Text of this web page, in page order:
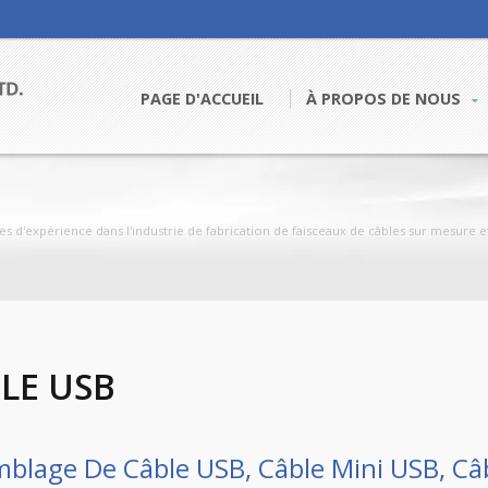
PAGE D'ACCUEIL À PROPOS DE NOUS
d'expérience dans l'industrie de fabrication de faisceaux de câbles sur
USB
De Câble USB, Câble Mini USB,